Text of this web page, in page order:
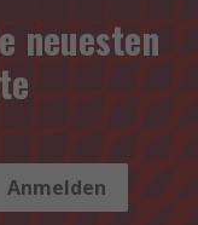
neuesten
Anmelden